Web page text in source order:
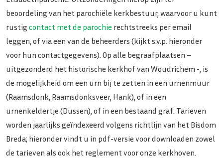
beoordeling van het parochiële kerkbestuur, waarvoor u kunt
rustig contact met de parochie rechtstreeks per email
leggen, of via een van de beheerders (kijkt s.v.p. hieronder
voor hun contactgegevens). Op alle begraafplaatsen –
uitgezonderd het historische kerkhof van Woudrichem -, is
de mogelijkheid om een urn bij te zetten in een urnenmuur
(Raamsdonk, Raamsdonksveer, Hank), of in een
urnenkeldertje (Dussen), of in een bestaand graf. Tarieven
worden jaarlijks geïndexeerd volgens richtlijn van het Bisdom
Breda; hieronder vindt u in pdf-versie voor downloaden zowel
de tarieven als ook het reglement voor onze kerkhoven.